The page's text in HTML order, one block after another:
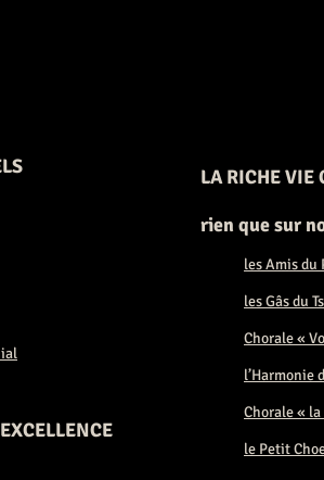
LA RICHE VIE
rien que sur
les Amis du
les Gâs du
Chorale «
l’Harmonie
Chorale « la
le Petit